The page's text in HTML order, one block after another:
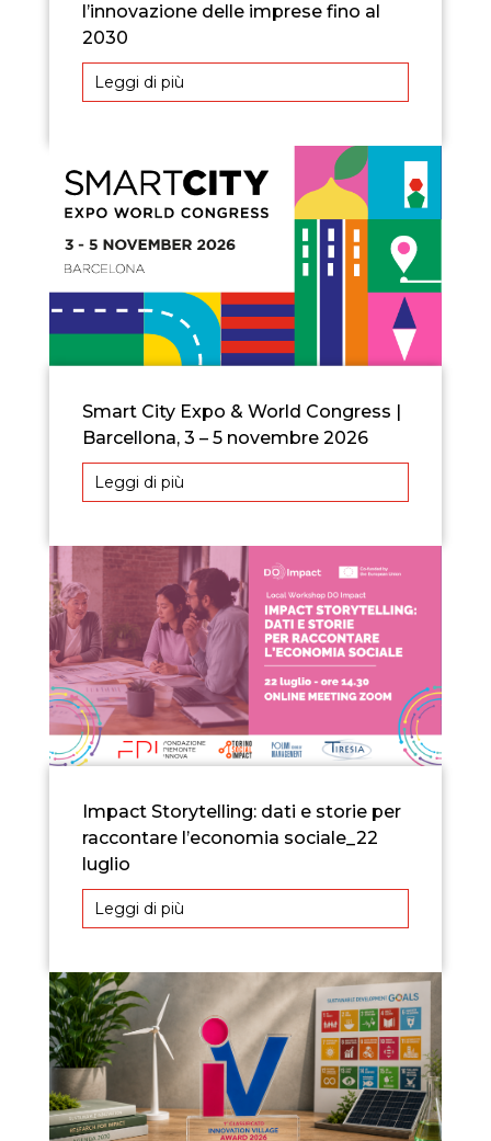
l’innovazione delle imprese fino al
2030
Leggi di più
Smart City Expo & World Congress |
Barcellona, 3 – 5 novembre 2026
Leggi di più
Impact Storytelling: dati e storie per
raccontare l’economia sociale_22
luglio
Leggi di più